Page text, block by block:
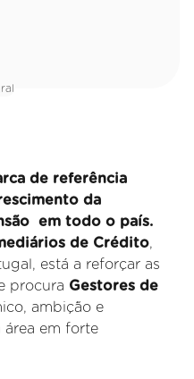
de referência
da
em todo o país.
de Crédito,
está a reforçar as
procura Gestores de
ambição e
área em forte